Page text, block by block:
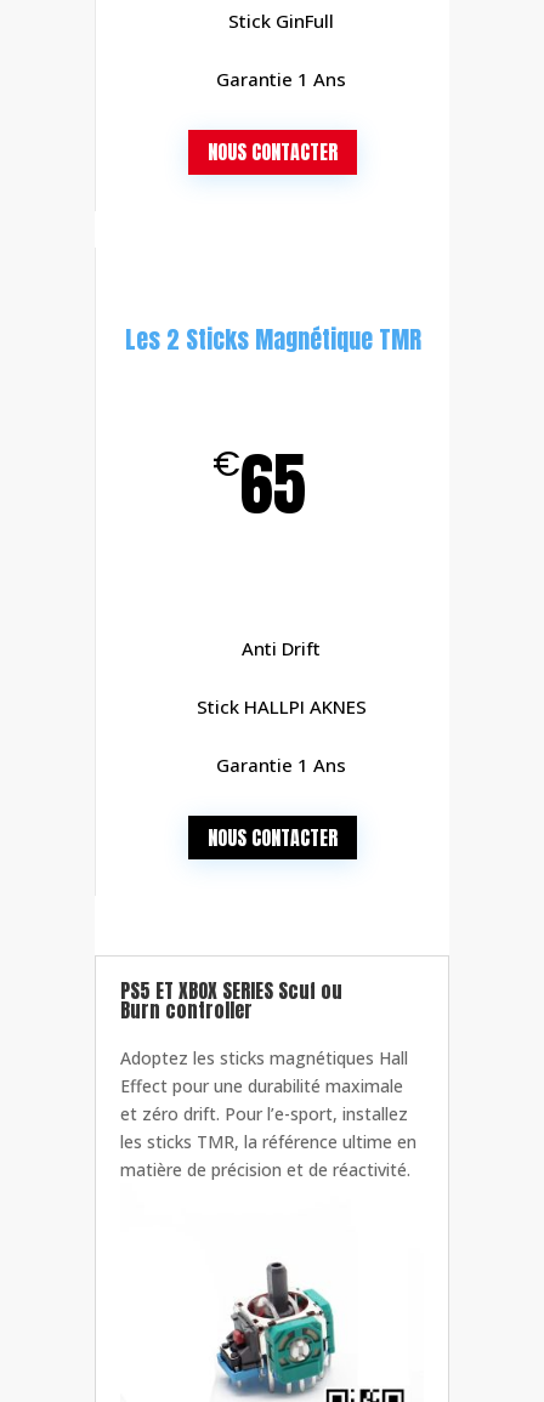
Stick GinFull
Garantie 1 Ans
NOUS CONTACTER
Les 2 Sticks Magnétique TMR
€65
Anti Drift
Stick HALLPI AKNES
Garantie 1 Ans
NOUS CONTACTER
PS5 ET XBOX SERIES Scuf ou
Burn controller
Adoptez les sticks magnétiques Hall
Effect pour une durabilité maximale
et zéro drift. Pour l’e-sport, installez
les sticks TMR, la référence ultime en
matière de précision et de réactivité.